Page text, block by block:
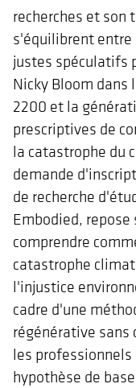
recherches et son
s'équilibrent entre
justes spéculatifs
Nicky Bloom
2200 et la
prescriptives de
la catastrophe du
demande
de recherche
Embodied,
comprendre
catastrophe
l'injustice
cadre d'une
régénérative sans
les professionnels
hypothèse de